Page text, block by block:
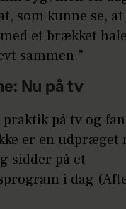
som kunne se,
et brækket
sammen."
Nu på tv
praktik på tv og
er en udpræget
sidder på et
i dag